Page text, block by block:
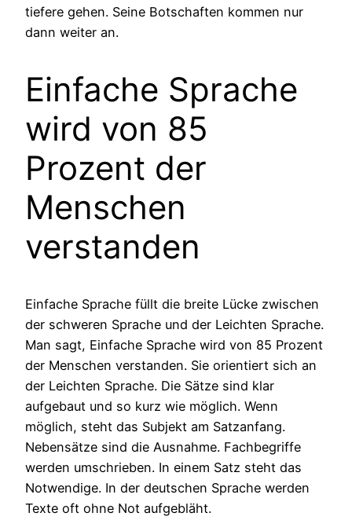
tiefere gehen. Seine Botschaften kommen nur
dann weiter an.
Einfache Sprache
wird von 85
Prozent der
Menschen
verstanden
Einfache Sprache füllt die breite Lücke zwischen
der schweren Sprache und der Leichten Sprache.
Man sagt, Einfache Sprache wird von 85 Prozent
der Menschen verstanden. Sie orientiert sich an
der Leichten Sprache. Die Sätze sind klar
aufgebaut und so kurz wie möglich. Wenn
möglich, steht das Subjekt am Satzanfang.
Nebensätze sind die Ausnahme. Fachbegriffe
werden umschrieben. In einem Satz steht das
Notwendige. In der deutschen Sprache werden
Texte oft ohne Not aufgebläht.